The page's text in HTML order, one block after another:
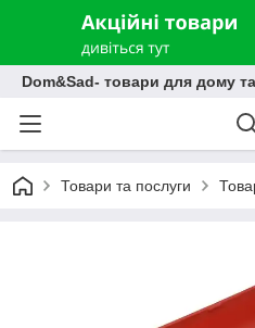
Dom&Sad- товари для дому
Товари та послуги